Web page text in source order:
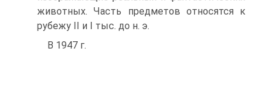
животных. Часть предметов относятся к
рубежу II и I тыс. до н. э.
B 1947 г.